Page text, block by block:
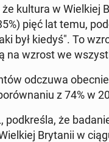
​​kul­tu­ra w Wiel­kiej
pięć lat temu,
był kiedyś". To
na wzrost we
odczuwa
z 74% w
że
Bry­ta­nii w